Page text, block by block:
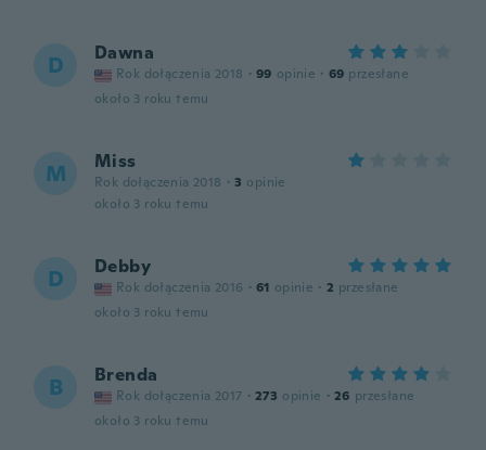
D Dawna
Rok dołączenia 2018 · 99 opinie · 69 przesłane
około 3 roku temu
M Miss
Rok dołączenia 2018 · 3 opinie
około 3 roku temu
D Debby
Rok dołączenia 2016 · 61 opinie · 2 przesłane
około 3 roku temu
B Brenda
Rok dołączenia 2017 · 273 opinie · 26 przesłane
około 3 roku temu